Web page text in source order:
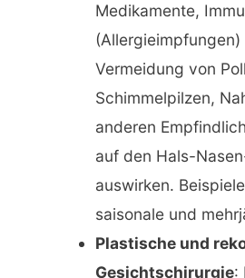
Medikamente,
Vermeidung von
Schimmelpilzen,
anderen
auf den Hals-
auswirken.
saisonale und
Plastische und
Gesichtschirurgie: